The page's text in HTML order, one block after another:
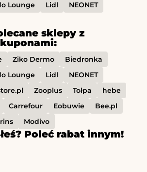
Lounge Lidl
NEONET
sklepy z
Ziko Dermo
Biedronka
Lounge Lidl
NEONET
Zooplus Tołpa
hebe
Carrefour Eobuwie
Bee.pl
Modivo
Poleć rabat innym!